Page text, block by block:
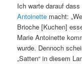
Ich warte darauf
Antoinette macht:
Brioche [Kuchen]
Marie Antoinette
wurde. Dennoch
„Satten“ in diesem